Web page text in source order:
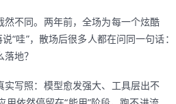
不同。两年前，全场为每一个炫酷
“哇”，散场后很多人都在问同一句话：
地？
写照：模型愈发强大、工具层出不